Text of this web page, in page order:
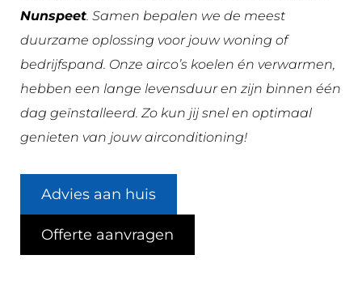
Nunspeet. Samen bepalen we de meest
duurzame oplossing voor jouw woning of
bedrijfspand. Onze airco’s koelen én verwarmen,
hebben een lange levensduur en zijn binnen één
dag geïnstalleerd. Zo kun jij snel en optimaal
genieten van jouw airconditioning!
Advies aan huis
Offerte aanvragen